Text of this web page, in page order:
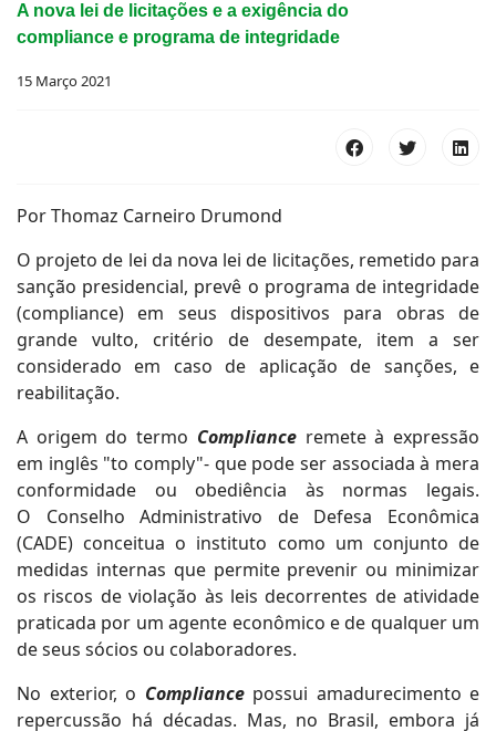
A nova lei de licitações e a exigência do
compliance e programa de integridade
15 Março 2021
Por Thomaz Carneiro Drumond
O projeto de lei da nova lei de licitações, remetido para
sanção presidencial, prevê o programa de integridade
(compliance) em seus dispositivos para obras de
grande vulto, critério de desempate, item a ser
considerado em caso de aplicação de sanções, e
reabilitação.
A origem do termo Complianceremete à expressão
em inglês "to comply"- que pode ser associada à mera
conformidade ou obediência às normas legais.
O Conselho Administrativo de Defesa Econômica
(CADE) conceitua o instituto como um conjunto de
medidas internas que permite prevenir ou minimizar
os riscos de violação às leis decorrentes de atividade
praticada por um agente econômico e de qualquer um
de seus sócios ou colaboradores.
No exterior, o Compliancepossui amadurecimento e
repercussão há décadas. Mas, no Brasil, embora já